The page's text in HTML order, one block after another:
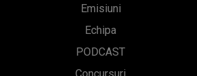
Emisiuni
Echipa
PODCAST